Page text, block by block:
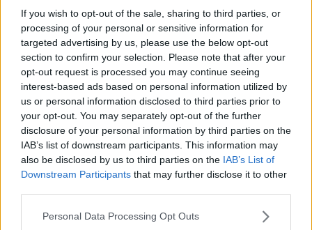
If you wish to opt-out of the sale, sharing to third parties, or
processing of your personal or sensitive information for
targeted advertising by us, please use the below opt-out
section to confirm your selection. Please note that after your
opt-out request is processed you may continue seeing
interest-based ads based on personal information utilized by
us or personal information disclosed to third parties prior to
your opt-out. You may separately opt-out of the further
disclosure of your personal information by third parties on the
IAB’s list of downstream participants. This information may
also be disclosed by us to third parties on the IAB’s List of
Downstream Participants that may further disclose it to other
Personal Data Processing Opt Outs
annuncia possibili ritardi o cancellazioni di corse nel servizio urbano
ed extraurbano di tutta la toscana ma informa che il servizio sarà
comunque garantito in due fasce orarie,tra le 4,15 e le 8,14 e tra
le 12,30 e le 14,29.Lo sciopero coinvolgerà sia il personale
viaggiante che gli impiegati, compresi quelli delle biglietterie. Per
operai ed impiegati lo sciopero è previsto per l’intero turno di
lavoro.
La regolarità del servizio dei bus fuori dalle fasce di garanzia,
nonché la presenza di personale alle biglietterie, dipenderà dalle
adesioni allo sciopero. La percentuale di adesione all’ultimo
sciopero di 24 ore del 28 novembre 2025, al quale aderì Cub
Trasporti congiuntamente a USB e Cobas Lavoro Privato, fu del
21,74%.
spiega Gest, che gestisce il servizio della tramvia a Firenze, è